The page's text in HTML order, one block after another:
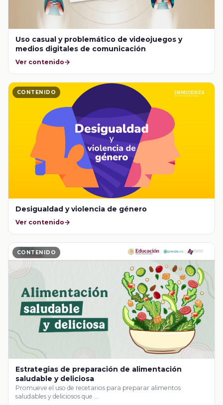
Uso casual y problemático de videojuegos y
medios digitales de comunicación
Ver contenido
CONTENIDO
Desigualdad y violencia de género
Ver contenido
CONTENIDO
Estrategias de preparación de alimentación
saludable y deliciosa
Promueve el uso de recetarios para preparar alimentos
saludables y deliciosos que …